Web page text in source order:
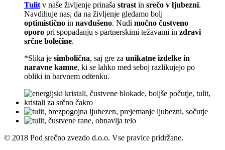
Tulit v naše življenje prinaša strast in srečo v ljubezni.
Navdihuje nas, da na življenje gledamo bolj
optimistično in navdušeno. Nudi močno čustveno
oporo pri spopadanju s partnerskimi težavami in zdravi
srčne bolečine.
*Slika je simbolična, saj gre za unikatne izdelke in
naravne kamne, ki se lahko med seboj razlikujejo po
obliki in barvnem odtenku.
© 2018 Pod srečno zvezdo d.o.o. Vse pravice pridržane.